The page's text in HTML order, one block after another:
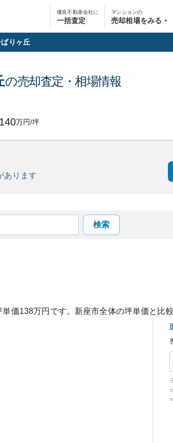
優良不動産会社に
一括査定
マンションの
売却相場をみる
りヶ丘
の売却査定・相場情報
140万円/坪
あります
検索
単価138万円です。 新座市全体の坪単価と比